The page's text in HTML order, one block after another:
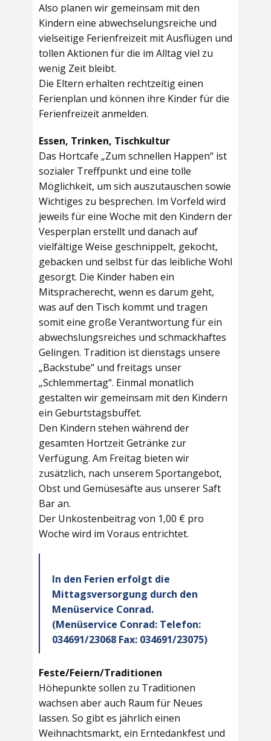
Also planen wir gemeinsam mit den
Kindern eine abwechselungsreiche und
vielseitige Ferienfreizeit mit Ausflügen und
tollen Aktionen für die im Alltag viel zu
wenig Zeit bleibt.
Die Eltern erhalten rechtzeitig einen
Ferienplan und können ihre Kinder für die
Ferienfreizeit anmelden.
Essen, Trinken, Tischkultur
Das Hortcafe „Zum schnellen Happen“ ist
sozialer Treffpunkt und eine tolle
Möglichkeit, um sich auszutauschen sowie
Wichtiges zu besprechen. Im Vorfeld wird
jeweils für eine Woche mit den Kindern der
Vesperplan erstellt und danach auf
vielfältige Weise geschnippelt, gekocht,
gebacken und selbst für das leibliche Wohl
gesorgt. Die Kinder haben ein
Mitspracherecht, wenn es darum geht,
was auf den Tisch kommt und tragen
somit eine große Verantwortung für ein
abwechslungsreiches und schmackhaftes
Gelingen. Tradition ist dienstags unsere
„Backstube“ und freitags unser
„Schlemmertag“. Einmal monatlich
gestalten wir gemeinsam mit den Kindern
ein Geburtstagsbuffet.
Den Kindern stehen während der
gesamten Hortzeit Getränke zur
Verfügung. Am Freitag bieten wir
zusätzlich, nach unserem Sportangebot,
Obst und Gemüsesäfte aus unserer Saft
Bar an.
Der Unkostenbeitrag von 1,00 € pro
Woche wird im Voraus entrichtet.
In den Ferien erfolgt die
Mittagsversorgung durch den
Menüservice Conrad.
(Menüservice Conrad: Telefon:
034691/23068 Fax: 034691/23075)
Feste/Feiern/Traditionen
Höhepunkte sollen zu Traditionen
wachsen aber auch Raum für Neues
lassen. So gibt es jährlich einen
Weihnachtsmarkt, ein Erntedankfest und